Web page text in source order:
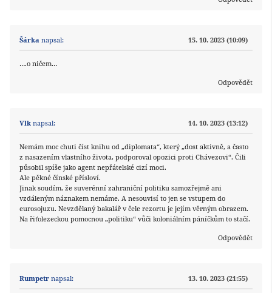
Šárka napsal: 15. 10. 2023 (10:09)
….o ničem…
Odpovědět
Vlk napsal: 14. 10. 2023 (13:12)
Nemám moc chuti číst knihu od „diplomata“, který „dost aktivně, a často
z nasazením vlastního života, podporoval opozici proti Chávezovi“. Čili
působil spíše jako agent nepřátelské cizí moci.
Ale pěkné čínské přísloví.
Jinak soudím, že suverénní zahraniční politiku samozřejmě ani
vzdáleným náznakem nemáme. A nesouvisí to jen se vstupem do
eurosojuzu. Nevzdělaný bakalář v čele rezortu je jejím věrným obrazem.
Na řiťolezeckou pomocnou „politiku“ vůči koloniálním páníčkům to stačí.
Odpovědět
Rumpetr napsal: 13. 10. 2023 (21:55)